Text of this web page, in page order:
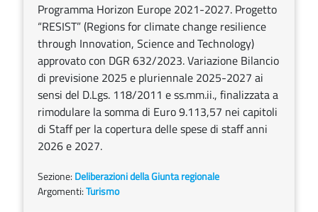
Programma Horizon Europe 2021-2027. Progetto
“RESIST” (Regions for climate change resilience
through Innovation, Science and Technology)
approvato con DGR 632/2023. Variazione Bilancio
di previsione 2025 e pluriennale 2025-2027 ai
sensi del D.Lgs. 118/2011 e ss.mm.ii., finalizzata a
rimodulare la somma di Euro 9.113,57 nei capitoli
di Staff per la copertura delle spese di staff anni
2026 e 2027.
Sezione: Deliberazioni della Giunta regionale
Argomenti:Turismo